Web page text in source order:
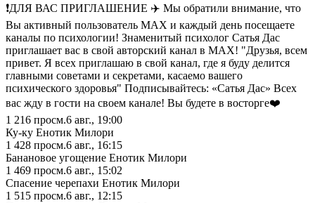
❗️ДЛЯ ВАС ПРИГЛАШЕНИЕ ✈️ Мы обратили внимание, что
Вы активный пользователь MAX и каждый день посещаете
каналы по психологии! Знаменитый психолог Сатья Дас
приглашает вас в свой авторский канал в MAX! "Друзья, всем
привет. Я всех приглашаю в свой канал, где я буду делится
главными советами и секретами, касаемо вашего
психического здоровья" Подписывайтесь: «Сатья Дас» Всех
вас жду в гости на своем канале! Вы будете в восторге❤️
1 216 просм.6 авг., 19:00
Ку-ку Енотик Милори
1 428 просм.6 авг., 16:15
Банановое угощение Енотик Милори
1 469 просм.6 авг., 15:02
Спасение черепахи Енотик Милори
1 515 просм.6 авг., 12:15